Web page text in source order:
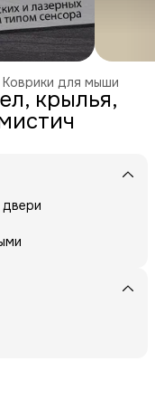
Коврики для мыши
крылья,